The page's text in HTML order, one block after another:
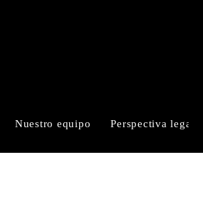
Nuestro equipo Perspectiva legal